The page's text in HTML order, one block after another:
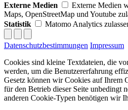
Externe Medien
Externe Medien
Maps, OpenStreetMap und Youtube
Statistik
Matomo Analytics
Datenschutzbestimmungen Impressum
Cookies sind kleine Textdateien, die
werden, um die Benutzererfahrung
Gesetz können wir Cookies auf Ihrem
für den Betrieb dieser Seite unbedingt
anderen Cookie-Typen benötigen wir